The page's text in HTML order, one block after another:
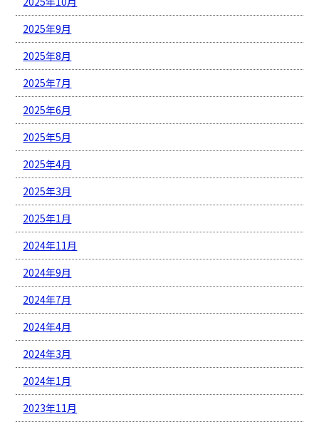
2025年9月
2025年8月
2025年7月
2025年6月
2025年5月
2025年4月
2025年3月
2025年1月
2024年11月
2024年9月
2024年7月
2024年4月
2024年3月
2024年1月
2023年11月